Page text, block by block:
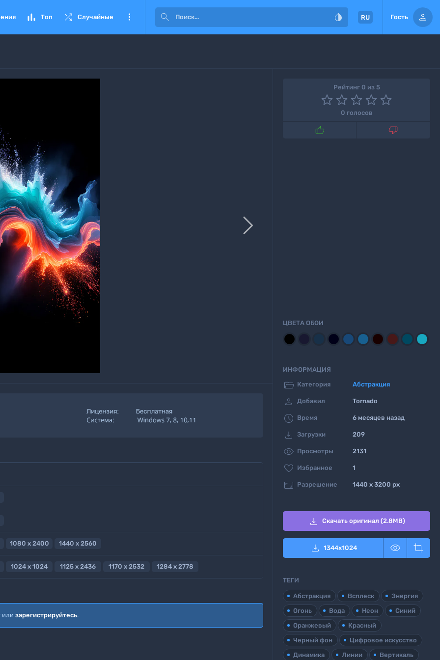
 Топ  Случайные    RU Гость 

1080 x 2400 1440 x 2560
1024 x 1024 1125 x 2436 1170 x 2532 1284 x 2778
или зарегистрируйтесь.
Рейтинг 0 из 5
0 голосов
 
ЦВЕТА ОБОИ
ИНФОРМАЦИЯ
 Категория Абстракция
 Добавил Tornado
 Время 6 месяцев назад
 Загрузки 209
 Просмотры 2131
 Избранное 1
 Разрешение 1440 x 3200 px
 Скачать оригинал (2.8MB)
 1344x1024  
ТЕГИ
Абстракция Всплеск
Энергия
Огонь
Вода Неон
Синий
Оранжевый
Красный
Черный фон
Цифровое искусство
Динамика
Линии Вертикаль